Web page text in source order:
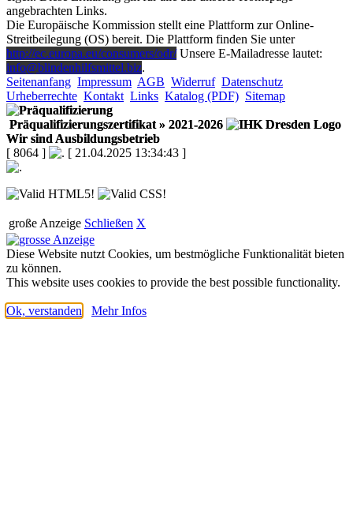
angebrachten Links.
Die Europäische Kommission stellt eine Plattform zur Online-
Streitbeilegung (OS) bereit. Die Plattform finden Sie unter
http://ec.europa.eu/consumers/odr/Unsere E-Mailadresse lautet:
info@blindenhilfsmittel.biz.
Seitenanfang Impressum AGB Widerruf Datenschutz
Urheberrechte Kontakt Links Katalog (PDF) Sitemap
Präqualifizierungszertifikat » 2021-2026
Wir sind Ausbildungsbetrieb
[ 8064 ]
[ 21.04.2025 13:34:43 ]
große Anzeige Schließen X
Diese Website nutzt Cookies, um bestmögliche Funktionalität bieten
zu können.
This website uses cookies to provide the best possible functionality.
Ok, verstanden Mehr Infos